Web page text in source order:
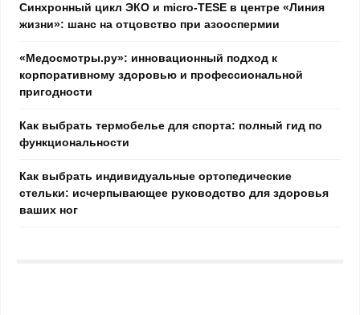
Синхронный цикл ЭКО и micro-TESE в центре «Линия
жизни»: шанс на отцовство при азооспермии
«Медосмотры.ру»: инновационный подход к
корпоративному здоровью и профессиональной
пригодности
Как выбрать термобелье для спорта: полный гид по
функциональности
Как выбрать индивидуальные ортопедические
стельки: исчерпывающее руководство для здоровья
ваших ног